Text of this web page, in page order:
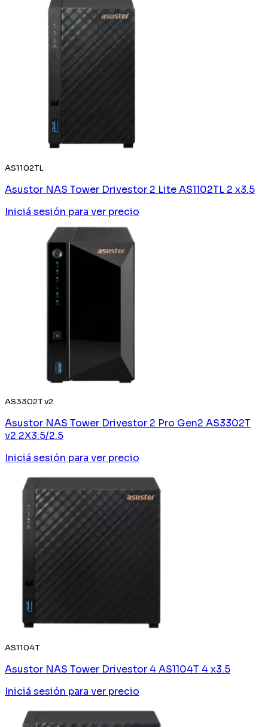
AS1102TL
Asustor NAS Tower Drivestor 2 Lite AS1102TL 2 x3.5
Iniciá sesión para ver precio
AS3302T v2
Asustor NAS Tower Drivestor 2 Pro Gen2 AS3302T
v2 2X3.5/2.5
Iniciá sesión para ver precio
AS1104T
Asustor NAS Tower Drivestor 4 AS1104T 4 x3.5
Iniciá sesión para ver precio